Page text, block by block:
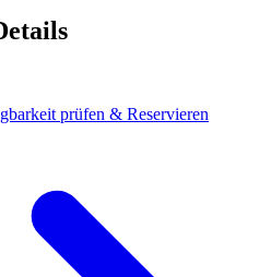
prüfen & Reservieren